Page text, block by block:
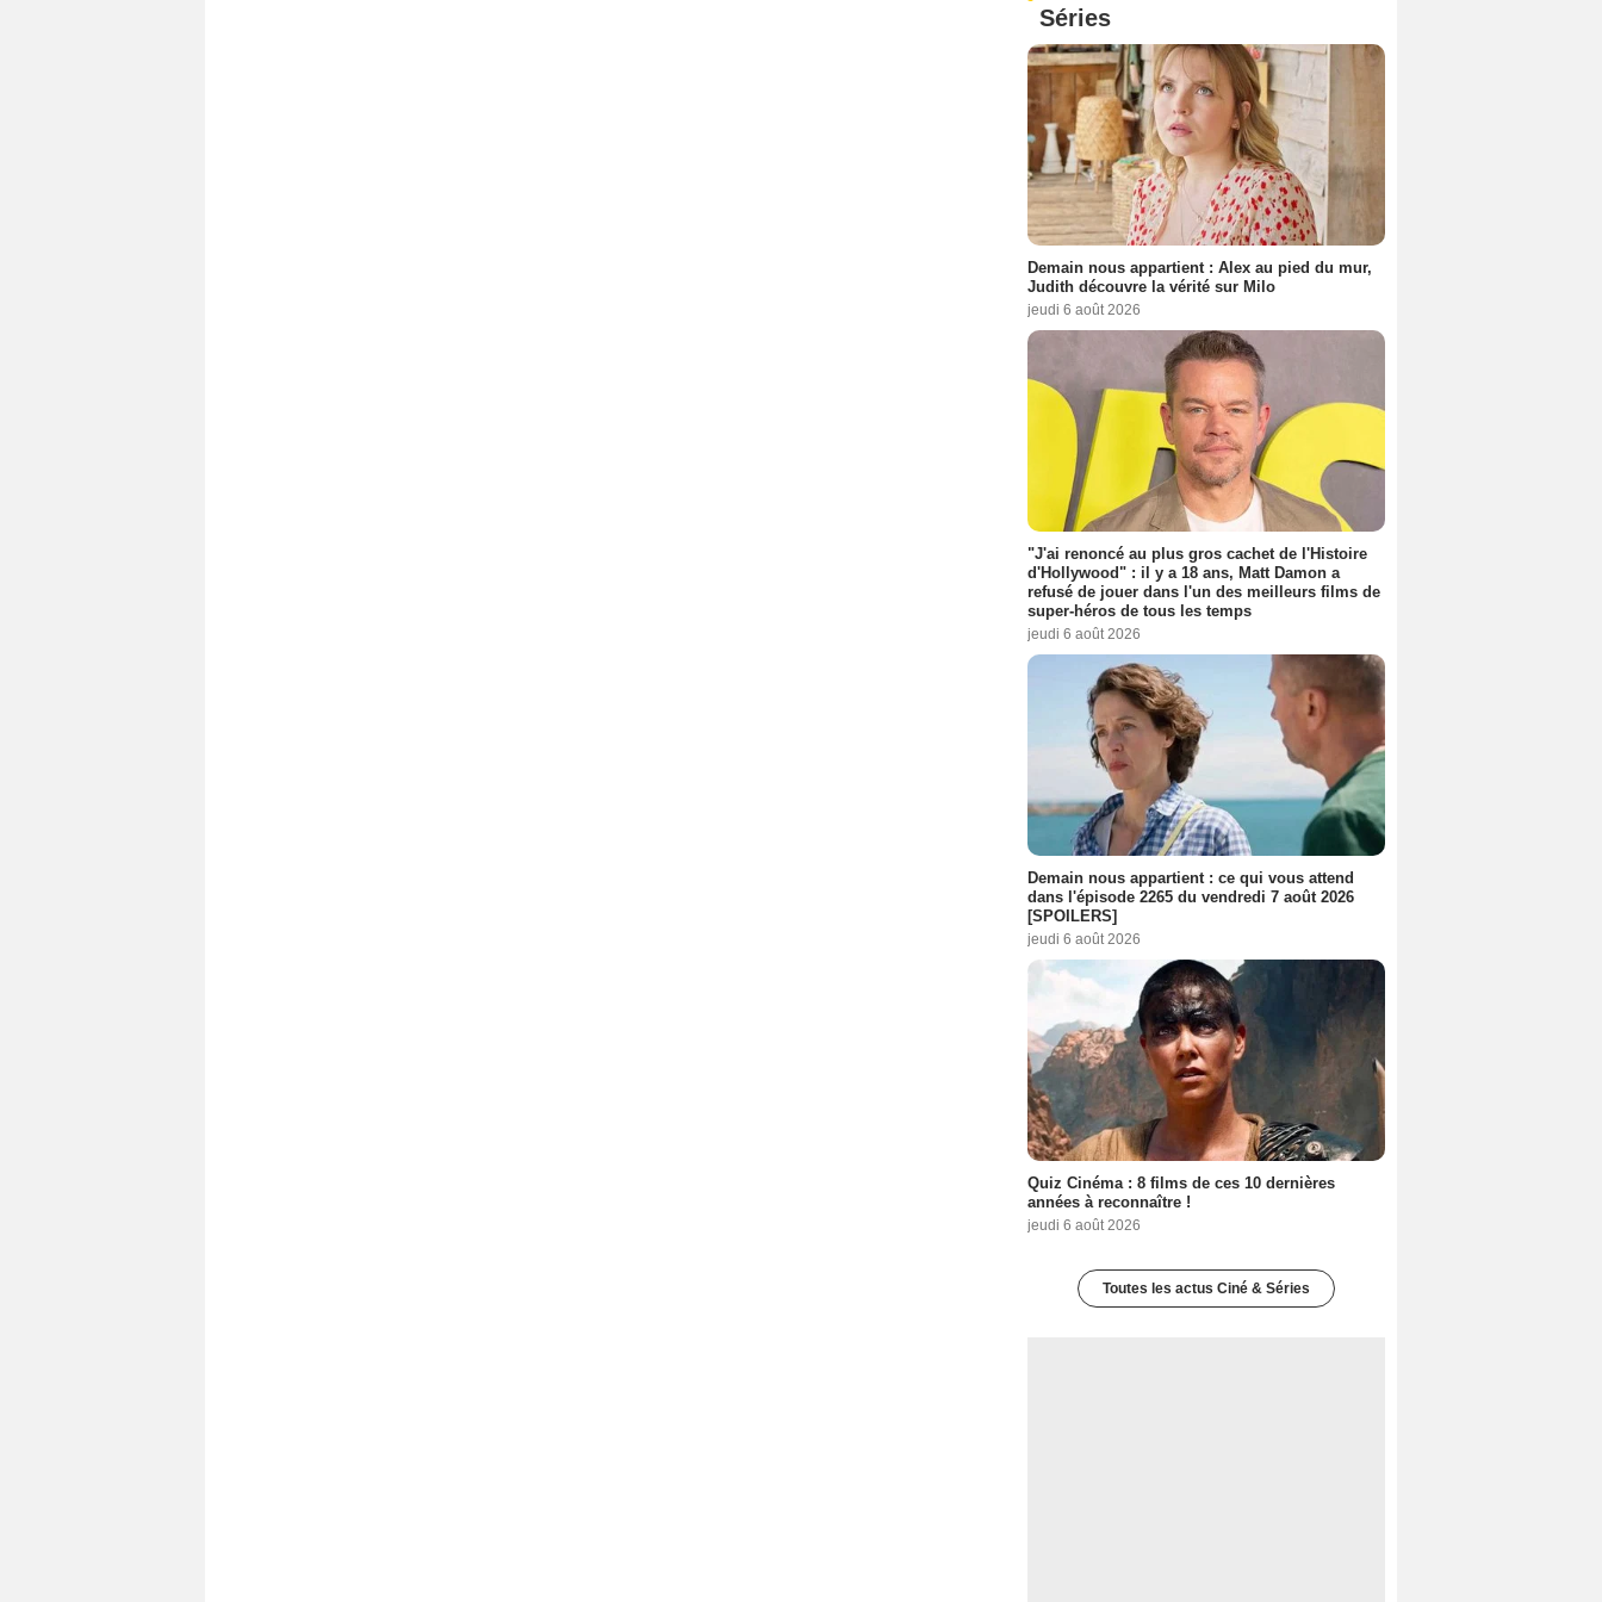
Séries
Demain nous appartient : Alex au pied du mur,
Judith découvre la vérité sur Milo
jeudi 6 août 2026
"J'ai renoncé au plus gros cachet de l'Histoire
d'Hollywood" : il y a 18 ans, Matt Damon a
refusé de jouer dans l'un des meilleurs films de
super-héros de tous les temps
jeudi 6 août 2026
Demain nous appartient : ce qui vous attend
dans l'épisode 2265 du vendredi 7 août 2026
[SPOILERS]
jeudi 6 août 2026
Quiz Cinéma : 8 films de ces 10 dernières
années à reconnaître !
jeudi 6 août 2026
Toutes les actus Ciné & Séries